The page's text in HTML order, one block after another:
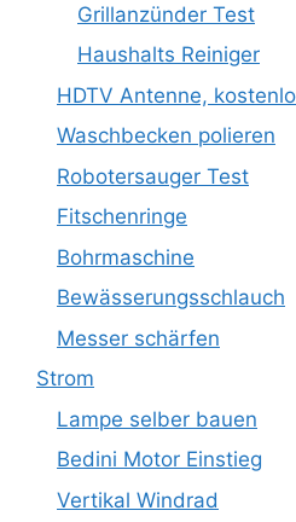
Grillanzünder Test
Haushalts Reiniger
HDTV Antenne,
Waschbecken polieren
Robotersauger Test
Fitschenringe
Bohrmaschine
Bewässerungsschlauch
Messer schärfen
Strom
Lampe selber bauen
Bedini Motor Einstieg
Vertikal Windrad